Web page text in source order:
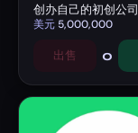
创办自己的初创公司
美元 5,000,000
出售 0